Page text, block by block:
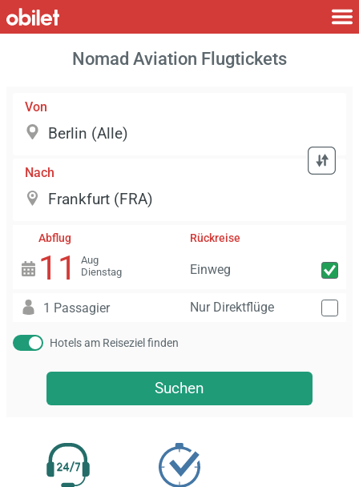
Nomad Aviation Flugtickets
Von
Nach
Abflug
11
Aug
Dienstag
Rückreise
Einweg
1 Passagier Nur Direktflüge
Hotels am Reiseziel finden
Suchen